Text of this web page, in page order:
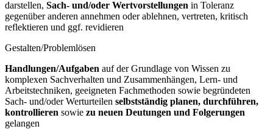
darstellen, Sach- und/oder Wertvorstellungen in Toleranz
gegenüber anderen annehmen oder ablehnen, vertreten, kritisch
reflektieren und ggf. revidieren
Gestalten/Problemlösen
Handlungen/Aufgaben auf der Grundlage von Wissen zu
komplexen Sachverhalten und Zusammenhängen, Lern- und
Arbeitstechniken, geeigneten Fachmethoden sowie begründeten
Sach- und/oder Werturteilen selbstständig planen, durchführen,
kontrollieren sowie zu neuen Deutungen und Folgerungen
gelangen